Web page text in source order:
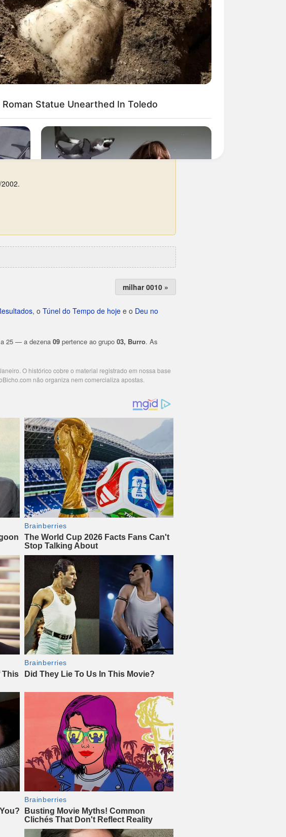
milhar 0010 »
, o Túnel do Tempo de hoje e o Deu no
25 — a dezena 09 pertence ao grupo 03, Burro. As
O histórico cobre o material registrado em nossa base
não organiza nem comercializa apostas.